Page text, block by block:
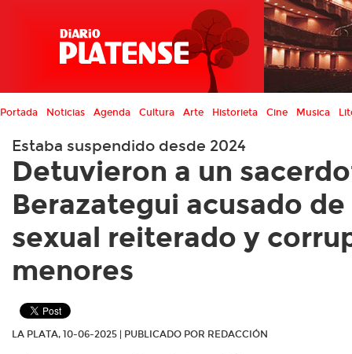
Portada Noticias Agenda Cultura Arte Historieta Cine Musica
Estaba suspendido desde 2024
Detuvieron a un
Berazategui acusado
sexual reiterado y
menores
LA PLATA, 10-06-2025 | PUBLICADO POR REDACCIÓN